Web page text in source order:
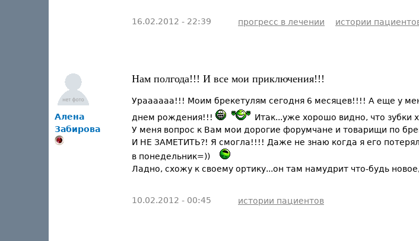
16.02.2012 - 22:39 прогресс в лечении истории
Алена
Забирова
Нам полгода!!! И все мои приключения!!!
Ураааааа!!! Моим брекетулям сегодня 6 месяцев!!!! А еще у
днем рождения!!!
Итак...уже хорошо видно, что зубки
У меня вопрос к Вам мои дорогие форумчане и товарищи
И НЕ ЗАМЕТИТЬ?! Я смогла!!!! Даже не знаю когда я его
в понедельник=))
Ладно, схожу к своему ортику...он там намудрит что-будь
10.02.2012 - 00:45 истории пациентов